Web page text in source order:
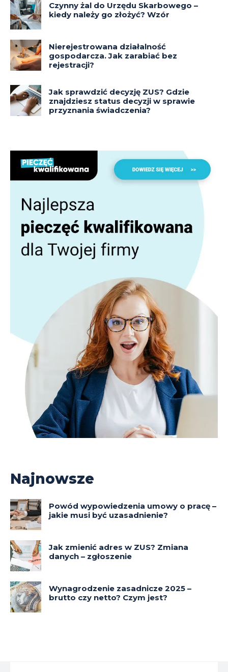
Czynny żal do Urzędu Skarbowego –
kiedy należy go złożyć? Wzór
Nierejestrowana działalność
gospodarcza. Jak zarabiać bez
rejestracji?
Jak sprawdzić decyzję ZUS? Gdzie
znajdziesz status decyzji w sprawie
przyznania świadczenia?
Najnowsze
Powód wypowiedzenia umowy o pracę –
jakie musi być uzasadnienie?
Jak zmienić adres w ZUS? Zmiana
danych – zgłoszenie
Wynagrodzenie zasadnicze 2025 –
brutto czy netto? Czym jest?